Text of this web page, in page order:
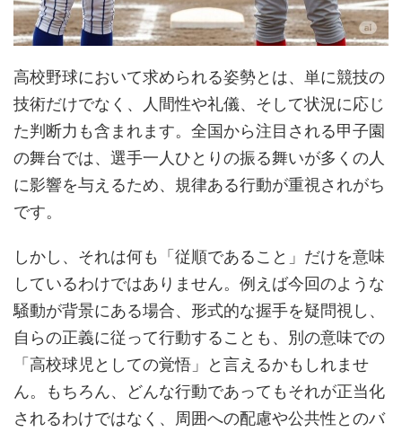
高校野球において求められる姿勢とは、単に競技の
技術だけでなく、人間性や礼儀、そして状況に応じ
た判断力も含まれます。全国から注目される甲子園
の舞台では、選手一人ひとりの振る舞いが多くの人
に影響を与えるため、規律ある行動が重視されがち
です。
しかし、それは何も「従順であること」だけを意味
しているわけではありません。例えば今回のような
騒動が背景にある場合、形式的な握手を疑問視し、
自らの正義に従って行動することも、別の意味での
「高校球児としての覚悟」と言えるかもしれませ
ん。もちろん、どんな行動であってもそれが正当化
されるわけではなく、周囲への配慮や公共性とのバ